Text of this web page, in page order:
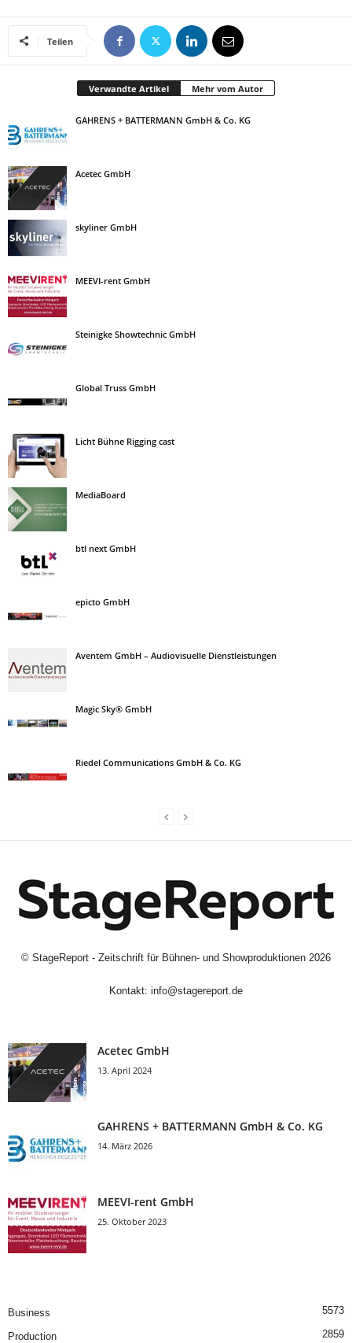
Teilen
Verwandte Artikel Mehr vom Autor
GAHRENS + BATTERMANN GmbH & Co. KG
Acetec GmbH
skyliner GmbH
MEEVI-rent GmbH
Steinigke Showtechnic GmbH
Global Truss GmbH
Licht Bühne Rigging cast
MediaBoard
btl next GmbH
epicto GmbH
Aventem GmbH – Audiovisuelle Dienstleistungen
Magic Sky® GmbH
Riedel Communica­tions GmbH & Co. KG
© StageReport - Zeitschrift für Bühnen- und Showproduktionen 2026
Kontakt: info@stagereport.de
Acetec GmbH
13. April 2024
GAHRENS + BATTERMANN GmbH & Co. KG
14. März 2026
MEEVI-rent GmbH
25. Oktober 2023
Business 5573
Production 2859